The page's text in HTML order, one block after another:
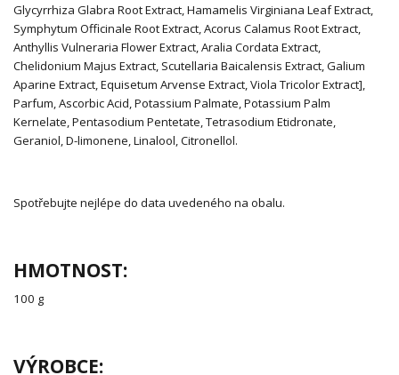
Glycyrrhiza Glabra Root Extract, Hamamelis Virginiana Leaf Extract,
Symphytum Officinale Root Extract, Acorus Calamus Root Extract,
Anthyllis Vulneraria Flower Extract, Aralia Cordata Extract,
Chelidonium Majus Extract, Scutellaria Baicalensis Extract, Galium
Aparine Extract, Equisetum Arvense Extract, Viola Tricolor Extract],
Parfum, Ascorbic Acid, Potassium Palmate, Potassium Palm
Kernelate, Pentasodium Pentetate, Tetrasodium Etidronate,
Geraniol, D-limonene, Linalool, Citronellol.
Spotřebujte nejlépe do data uvedeného na obalu.
HMOTNOST:
100 g
VÝROBCE: